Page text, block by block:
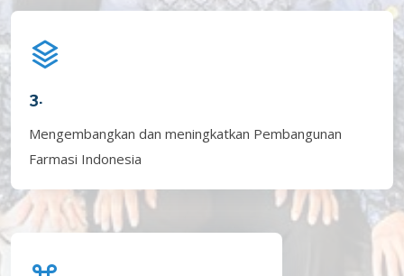
3.
Mengembangkan dan meningkatkan Pembangunan
Farmasi Indonesia